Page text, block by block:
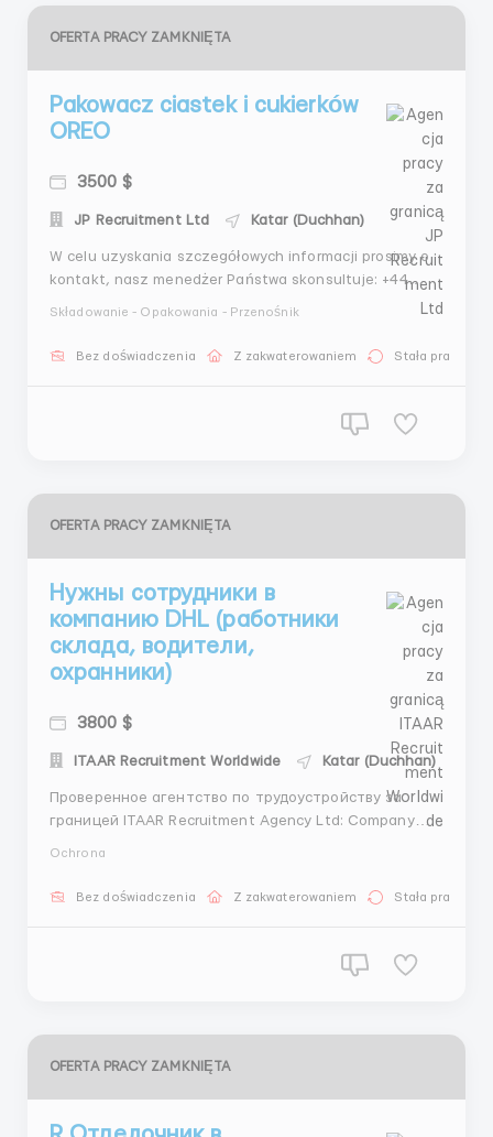
OFERTA PRACY ZAMKNIĘTA
Pakowacz ciastek i cukierków
OREO
3500 $
JP Recruitment Ltd Katar (Duchhan)
W celu uzyskania szczegółowych informacji prosimy o
kontakt, nasz menedżer Państwa skonsultuje: +44
7393 078608 - WhatsApp +44 7551 683227 - Telegram
małżeńskie do 60 roku życia. Obowiązki: Dostarczanie
Składowanie - Opakowania - Przenośnik
Bez doświadczenia Z zakwaterowaniem Stała praca
OFERTA PRACY ZAMKNIĘTA
Нужны сотрудники в
компанию DHL (работники
склада, водители,
охранники)
3800 $
ITAAR Recruitment Worldwide Katar (Duchhan)
Проверенное агентство по трудоустройству за
границей ITAAR Recruitment Agency Ltd: Company
трудоустройство - Более 70000 тысяч
Ochrona
Bez doświadczenia Z zakwaterowaniem Stała praca
OFERTA PRACY ZAMKNIĘTA